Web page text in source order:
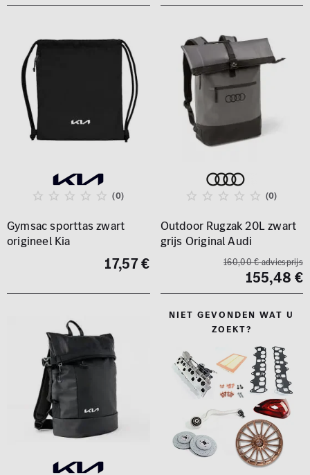
(0)
Gymsac sporttas zwart
origineel Kia
17,57 €
(0)
Outdoor Rugzak 20L zwart
grijs Original Audi
160,00 € adviesprijs
155,48 €
NIET GEVONDEN WAT U
ZOEKT?